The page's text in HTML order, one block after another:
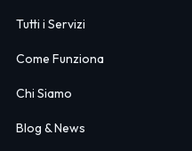
Tutti i Servizi
Come Funziona
Chi Siamo
Blog & News